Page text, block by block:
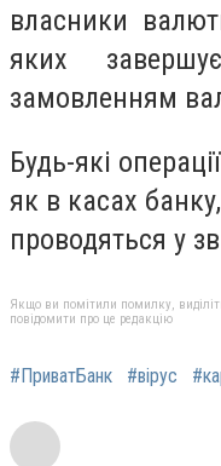
власники
яких
замовленням
Будь-які
як в касах
проводяться у
Якщо ви помітили помилку,
повідомити про це редакцію
#ПриватБанк #вірус